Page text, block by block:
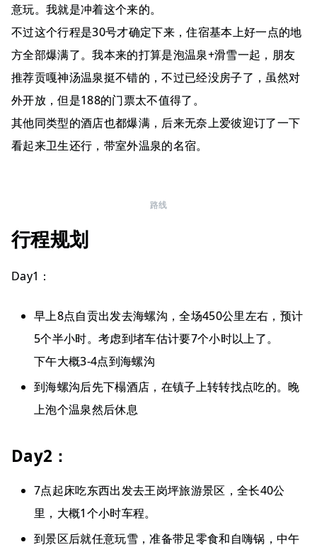
意玩。我就是冲着这个来的。
不过这个行程是30号才确定下来，住宿基本上好一点的地
方全部爆满了。我本来的打算是泡温泉+滑雪一起，朋友
推荐贡嘎神汤温泉挺不错的，不过已经没房子了，虽然对
外开放，但是188的门票太不值得了。
其他同类型的酒店也都爆满，后来无奈上爱彼迎订了一下
看起来卫生还行，带室外温泉的名宿。
路线
行程规划
Day1：
早上8点自贡出发去海螺沟，全场450公里左右，预计
5个半小时。考虑到堵车估计要7个小时以上了。
下午大概3-4点到海螺沟
到海螺沟后先下榻酒店，在镇子上转转找点吃的。晚
上泡个温泉然后休息
Day2：
7点起床吃东西出发去王岗坪旅游景区，全长40公
里，大概1个小时车程。
到景区后就任意玩雪，准备带足零食和自嗨锅，中午